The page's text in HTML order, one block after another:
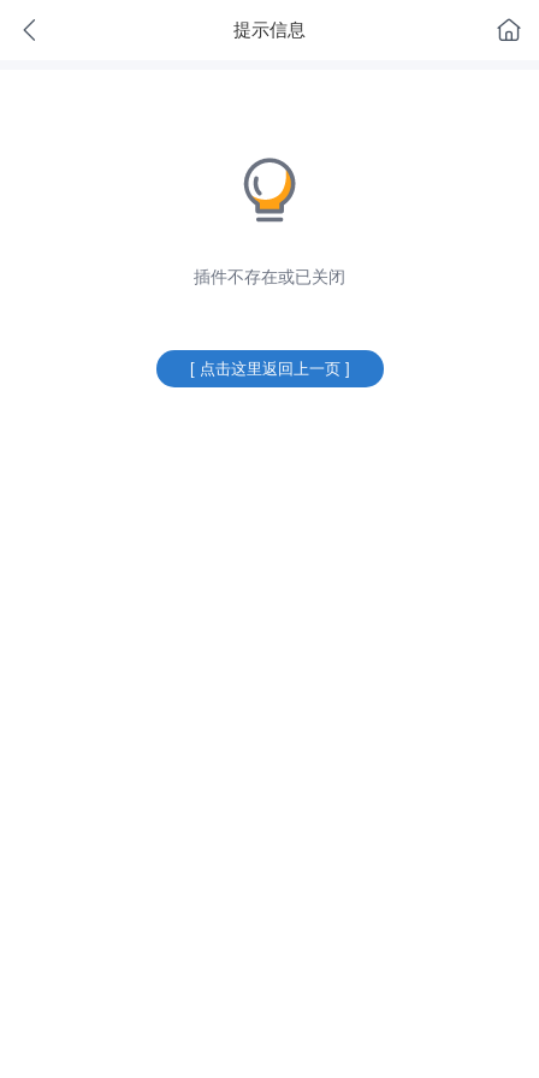
提示信息
插件不存在或已关闭
[ 点击这里返回上一页 ]